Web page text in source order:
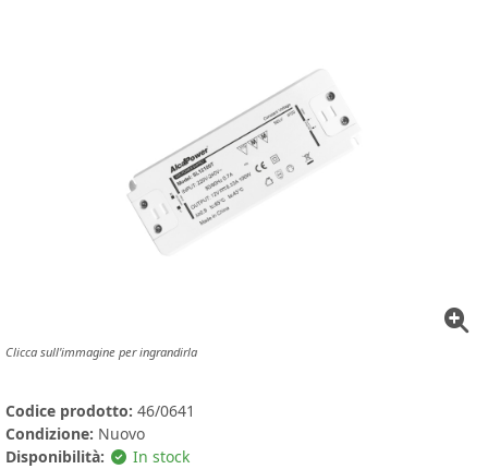
Clicca sull'immagine per ingrandirla
Codice prodotto: 46/0641
Condizione: Nuovo
Disponibilità:
In stock